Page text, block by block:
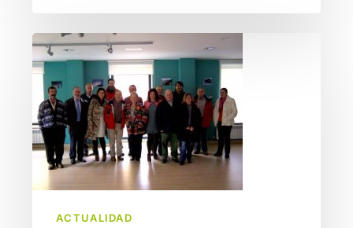
La
asamblea
del
Grupo
de
Acción
Local
Pas,ACTUALIDAD